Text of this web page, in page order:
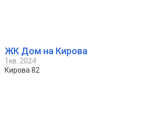
ЖК Дом на Кирова
1кв. 2024
Кирова 82